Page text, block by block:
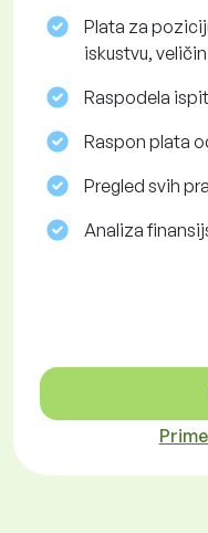
Plata za
iskustvu,
Raspodela
Raspon plata
Pregled svih
Analiza